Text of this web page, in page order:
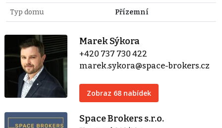
Typ domu Přízemní
Marek Sýkora
+420 737 730 422
marek.sykora@space-brokers.cz
Zobraz 68 nabídek
Space Brokers s.r.o.